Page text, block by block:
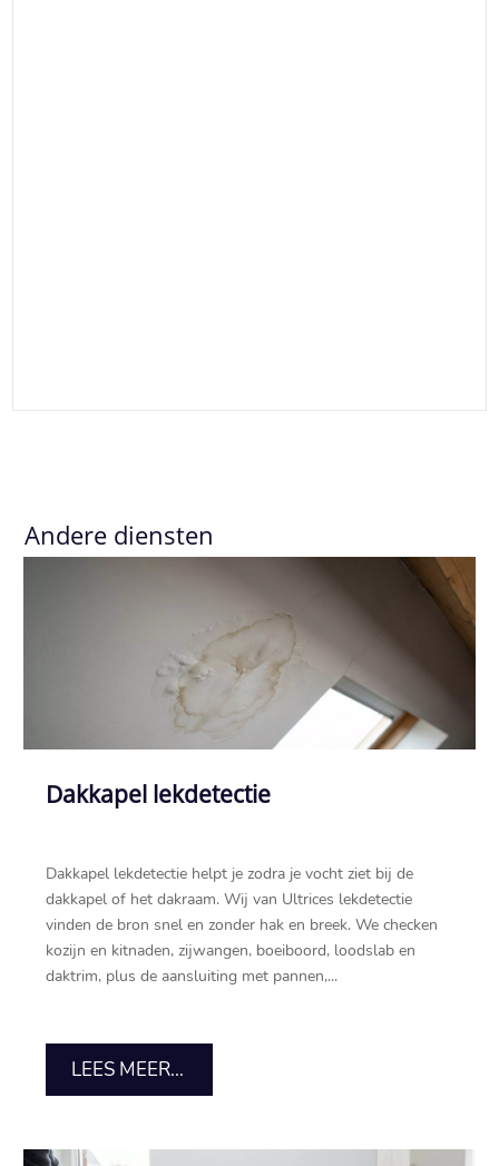
Andere diensten
Dakkapel lekdetectie
Dakkapel lekdetectie helpt je zodra je vocht ziet bij de
dakkapel of het dakraam.​ Wij van Ultrices lekdetectie
vinden de bron snel en zonder hak en breek.​ We checken
kozijn en kitnaden, zijwangen, boeiboord, loodslab en
daktrim, plus de aansluiting met pannen,...
LEES MEER...